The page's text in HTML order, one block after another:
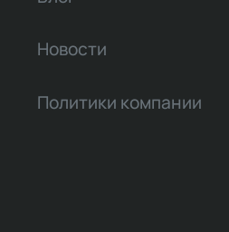
Новости
Политики компании